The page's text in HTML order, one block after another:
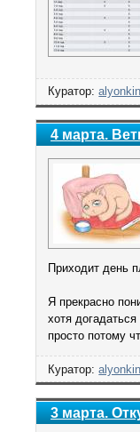
Куратор:
4 марта.
Приходит день
Я прекрасно
хотя
просто потому
Куратор:
3 марта.